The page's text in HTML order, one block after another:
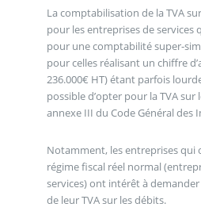
La comptabilisation de la TVA
pour les entreprises de
pour une comptabilité super-
pour celles réalisant un chiffre
236.000€ HT) étant parfois
possible d’opter pour la TVA sur
annexe III du Code Général des
Notamment, les entreprises qui
régime fiscal réel normal
services) ont intérêt à
de leur TVA sur les débits.